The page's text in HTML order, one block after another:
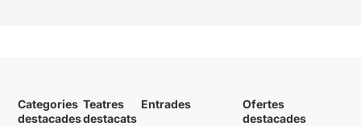
Categories
destacades
Teatres
destacats
Entrades
Ofertes
destacades